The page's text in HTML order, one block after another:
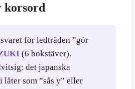
korsord
för ledtråden ”gör
(6 bokstäver).
det japanska
som ”sås y” eller